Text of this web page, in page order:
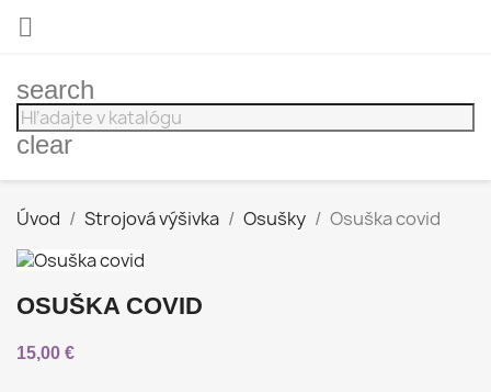

search
clear
Úvod Strojová výšivka Osušky Osuška covid
OSUŠKA COVID
15,00 €